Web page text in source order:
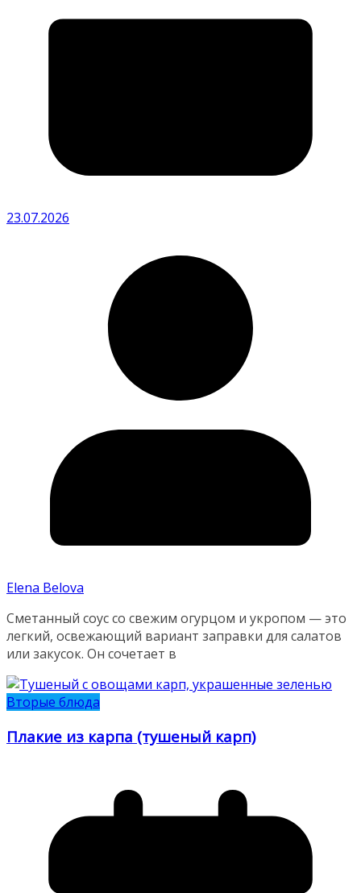
23.07.2026
Elena Belova
Сметанный соус со свежим огурцом и укропом — это
легкий, освежающий вариант заправки для салатов
или закусок. Он сочетает в
Вторые блюда
Плакие из карпа (тушеный карп)